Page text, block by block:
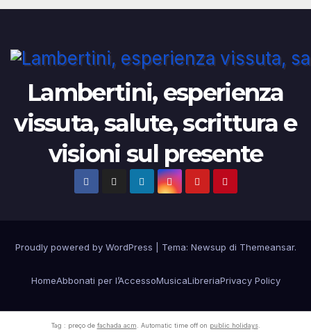
Lambertini, esperienza
vissuta, salute, scrittura e
visioni sul presente
Proudly powered by WordPress Tema: Newsup di Themeansar.
HomeAbbonati per l’AccessoMusicaLibreriaPrivacy Policy
Tag : preço de fachada acm. Automatic time off on public holidays.